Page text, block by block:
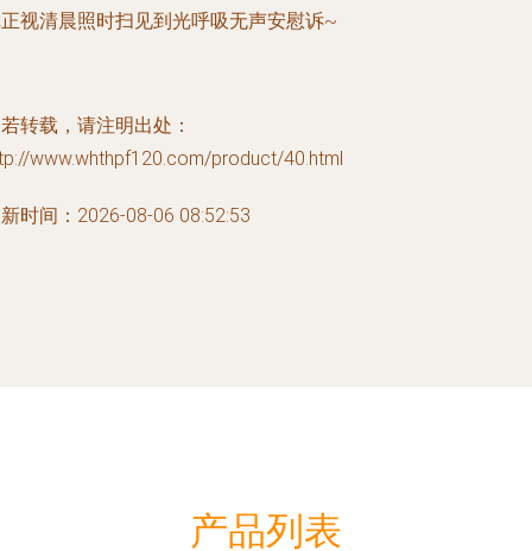
视清晨照时扫见到光呼吸无声安慰诉~
转载，请注明出处：
www.whthpf120.com/product/40.html
时间：2026-08-06 08:52:53
产品列表